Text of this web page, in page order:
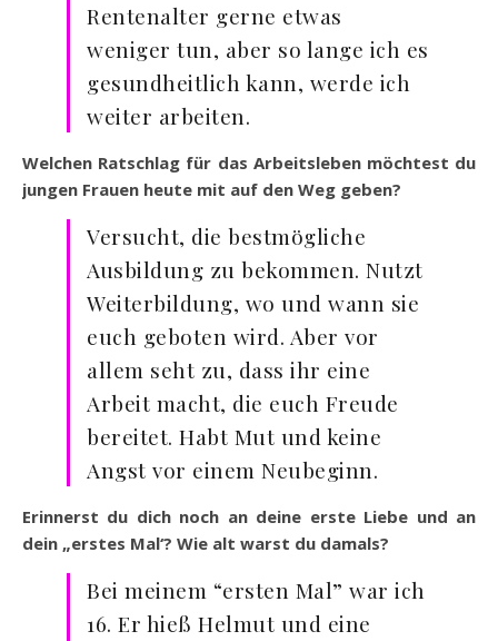
Rentenalter gerne etwas
weniger tun, aber so lange ich es
gesundheitlich kann, werde ich
weiter arbeiten.
Welchen Ratschlag für das Arbeitsleben möchtest du
jungen Frauen heute mit auf den Weg geben?
Versucht, die bestmögliche
Ausbildung zu bekommen. Nutzt
Weiterbildung, wo und wann sie
euch geboten wird. Aber vor
allem seht zu, dass ihr eine
Arbeit macht, die euch Freude
bereitet. Habt Mut und keine
Angst vor einem Neubeginn.
Erinnerst du dich noch an deine erste Liebe und an
dein „erstes Mal‘? Wie alt warst du damals?
Bei meinem “ersten Mal” war ich
16. Er hieß Helmut und eine